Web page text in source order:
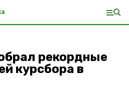
рекордные
курсбора в